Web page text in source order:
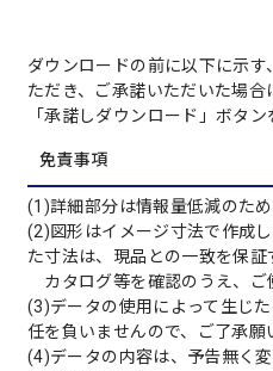
ダウンロードの前に以下に示
ただき、ご承諾いただいた場合
「承諾しダウンロード」ボタ
免責事項
(1)詳細部分は情報量低減のた
(2)図形はイメージ寸法で作成
た寸法は、現品との一致を保証
カタログ等を確認のうえ、ご
(3)データの使用によって生じ
任を負いませんので、ご了承願
(4)データの内容は、予告無く